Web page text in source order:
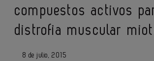
compuestos activos
distrofia muscular
8 de julio, 2015